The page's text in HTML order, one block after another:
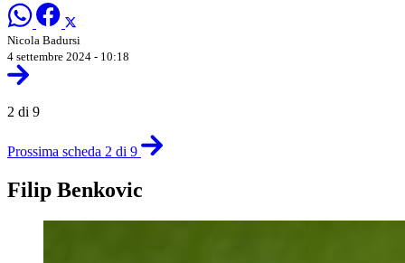
Nicola Badursi
4 settembre 2024 - 10:18
2 di 9
Prossima scheda 2 di 9
Filip Benkovic